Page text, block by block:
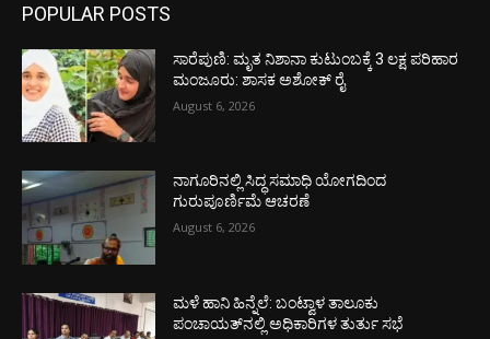
POPULAR POSTS
ಸಾರೆಪುಣಿ: ಮೃತ ನಿಶಾನಾ ಕುಟುಂಬಕ್ಕೆ 3 ಲಕ್ಷ ಪರಿಹಾರ
ಮಂಜೂರು: ಶಾಸಕ ಅಶೋಕ್ ರೈ
August 6, 2026
ನಾಗೂರಿನಲ್ಲಿ ಸಿದ್ಧ ಸಮಾಧಿ ಯೋಗದಿಂದ
ಗುರುಪೂರ್ಣಿಮೆ ಆಚರಣೆ
August 6, 2026
ಮಳೆ ಹಾನಿ ಹಿನ್ನೆಲೆ: ಬಂಟ್ವಾಳ ತಾಲೂಕು
ಪಂಚಾಯತ್‌ನಲ್ಲಿ ಅಧಿಕಾರಿಗಳ ತುರ್ತು ಸಭೆ